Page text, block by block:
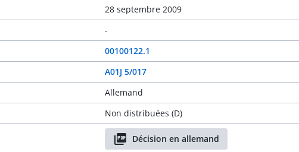
28 septembre 2009
-
00100122.1
A01J 5/017
Allemand
Non distribuées (D)
Décision en allemand